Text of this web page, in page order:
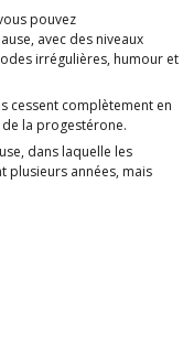
pouvez
, avec des niveaux
irrégulières, humour et
cessent complètement en
la progestérone.
dans laquelle les
plusieurs années, mais